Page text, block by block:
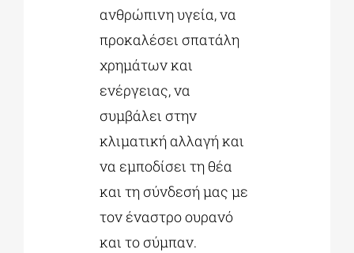
ανθρώπινη υγεία, να
προκαλέσει σπατάλη
χρημάτων και
ενέργειας, να
συμβάλει στην
κλιματική αλλαγή και
να εμποδίσει τη θέα
και τη σύνδεσή μας με
τον έναστρο ουρανό
και το σύμπαν.